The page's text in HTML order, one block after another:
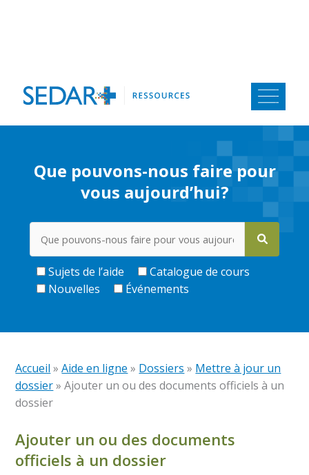
contenu
Que pouvons-nous faire pour
vous aujourd’hui?
Sujets de l’aide
Catalogue de cours
Nouvelles
Événements
Accueil »Aide en ligne » Dossiers » Mettre à jour un
dossier»Ajouter un ou des documents officiels à un
dossier
Ajouter un ou des documents
officiels à un dossier